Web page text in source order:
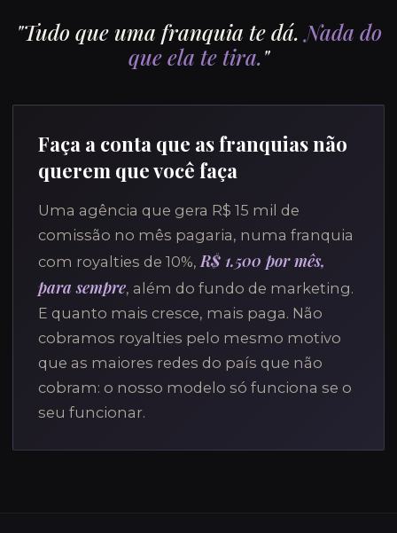
"Tudo que uma franquia te dá.Nada do
que ela te tira."
Faça a conta que as franquias não
querem que você faça
Uma agência que gera R$ 15 mil de
comissão no mês pagaria, numa franquia
com royalties de 10%,R$ 1.500 por mês,
para sempre, além do fundo de marketing.
E quanto mais cresce, mais paga. Não
cobramos royalties pelo mesmo motivo
que as maiores redes do país que não
cobram: o nosso modelo só funciona se o
seu funcionar.